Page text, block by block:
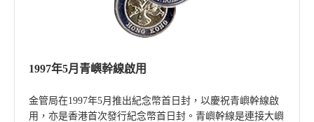
1997年5月青嶼幹線啟用
金管局在1997年5月推出紀念幣首日封，以慶祝青嶼幹線啟
用，亦是香港首次發行紀念幣首日封。青嶼幹線是連接大嶼